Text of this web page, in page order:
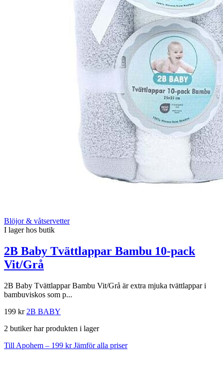
Blöjor & våtservetter
I lager hos butik
2B Baby Tvättlappar Bambu 10-pack
Vit/Grå
2B Baby Tvättlappar Bambu Vit/Grå är extra mjuka tvättlappar i
bambuviskos som p...
199 kr 2B BABY
2 butiker har produkten i lager
Till Apohem – 199 krJämför alla priser